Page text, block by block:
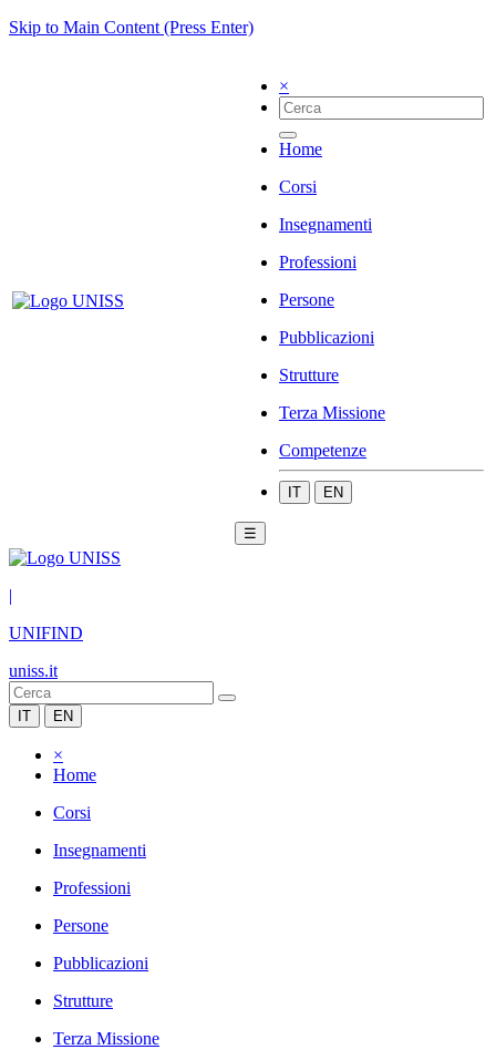
Skip to Main Content (Press Enter)
×
Home
Corsi
Insegnamenti
Professioni
Persone
Pubblicazioni
Strutture
Terza Missione
Competenze
IT EN
☰
|
UNIFIND
uniss.it
IT EN
×
Home
Corsi
Insegnamenti
Professioni
Persone
Pubblicazioni
Strutture
Terza Missione